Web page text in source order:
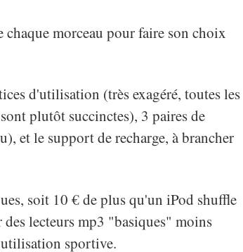
morceau pour faire son choix
d'utilisation (très exagéré, toutes les
plutôt succinctes), 3 paires de
et le support de recharge, à brancher
soit 10 € de plus qu'un iPod shuffle
lecteurs mp3 "basiques" moins
utilisation sportive.